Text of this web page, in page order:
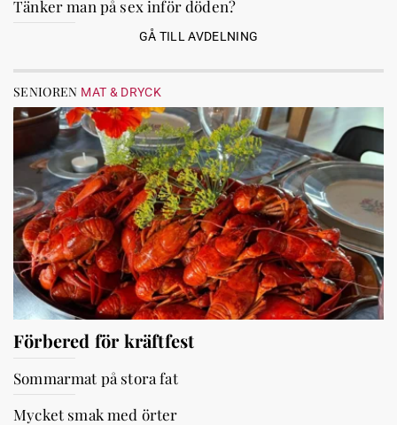
Tänker man på sex inför döden?
GÅ TILL AVDELNING
SENIOREN MAT & DRYCK
Förbered för kräftfest
Sommarmat på stora fat
Mycket smak med örter